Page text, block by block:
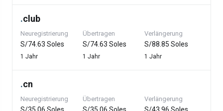
.club
Neuregistrierung
S/74.63 Soles
1 Jahr
Übertragen
S/74.63 Soles
1 Jahr
Verlängerung
S/88.85 Soles
1 Jahr
.cn
Neuregistrierung Übertragen Verlängerung